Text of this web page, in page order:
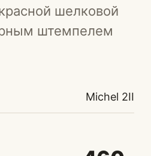
шелковой
штемпелем
Michel 2II